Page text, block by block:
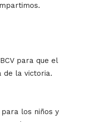
para que el
de la victoria.
los niños y